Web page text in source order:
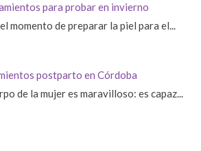
para probar en invierno
momento de preparar la piel para el...
postparto en Córdoba
de la mujer es maravilloso: es capaz...